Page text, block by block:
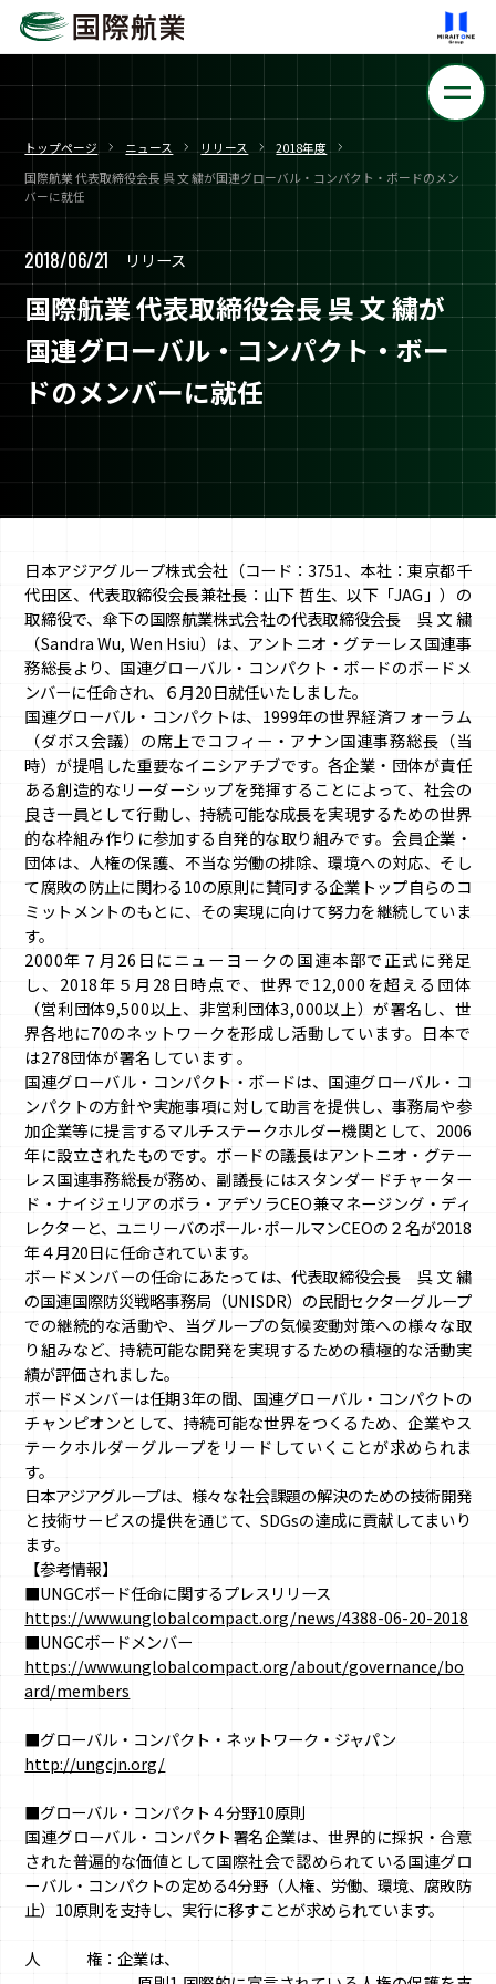
トップページ ニュース リリース
2018年度
国際航業 代表取締役会長 呉 文 繍が国連グローバル・コンパクト・ボードのメン
バーに就任
2018/06/21 リリース
国際航業 代表取締役会長 呉 文 繍が
国連グローバル・コンパクト・ボー
ドのメンバーに就任
日本アジアグループ株式会社（コード：3751、本社：東京都千
代田区、代表取締役会長兼社長：山下 哲生、以下「JAG」）の
取締役で、傘下の国際航業株式会社の代表取締役会長 呉 文 繍
（Sandra Wu, Wen Hsiu）は、アントニオ・グテーレス国連事
務総長より、国連グローバル・コンパクト・ボードのボードメ
ンバーに任命され、６月20日就任いたしました。
国連グローバル・コンパクトは、1999年の世界経済フォーラム
（ダボス会議）の席上でコフィー・アナン国連事務総長（当
時）が提唱した重要なイニシアチブです。各企業・団体が責任
ある創造的なリーダーシップを発揮することによって、社会の
良き一員として行動し、持続可能な成長を実現するための世界
的な枠組み作りに参加する自発的な取り組みです。会員企業・
団体は、人権の保護、不当な労働の排除、環境への対応、そし
て腐敗の防止に関わる10の原則に賛同する企業トップ自らのコ
ミットメントのもとに、その実現に向けて努力を継続していま
す。
2000年７月26日にニューヨークの国連本部で正式に発足
し、2018年５月28日時点で、世界で12,000を超える団体
（営利団体9,500以上、非営利団体3,000以上）が署名し、世
界各地に70のネットワークを形成し活動しています。日本で
は278団体が署名しています 。
国連グローバル・コンパクト・ボードは、国連グローバル・コ
ンパクトの方針や実施事項に対して助言を提供し、事務局や参
加企業等に提言するマルチステークホルダー機関として、2006
年に設立されたものです。ボードの議長はアントニオ・グテー
レス国連事務総長が務め、副議長にはスタンダードチャーター
ド・ナイジェリアのボラ・アデソラCEO兼マネージング・ディ
レクターと、ユニリーバのポール･ポールマンCEOの２名が2018
年４月20日に任命されています。
ボードメンバーの任命にあたっては、代表取締役会長 呉 文 繍
の国連国際防災戦略事務局（UNISDR）の民間セクターグループ
での継続的な活動や、当グループの気候変動対策への様々な取
り組みなど、持続可能な開発を実現するための積極的な活動実
績が評価されました。
ボードメンバーは任期3年の間、国連グローバル・コンパクトの
チャンピオンとして、持続可能な世界をつくるため、企業やス
テークホルダーグループをリードしていくことが求められま
す。
日本アジアグループは、様々な社会課題の解決のための技術開発
と技術サービスの提供を通じて、SDGsの達成に貢献してまいり
ます。
【参考情報】
■UNGCボード任命に関するプレスリリース
https://www.unglobalcompact.org/news/4388-06-20-2018
■UNGCボードメンバー
https://www.unglobalcompact.org/about/governance/bo
ard/members
■グローバル・コンパクト・ネットワーク・ジャパン
http://ungcjn.org/
■グローバル・コンパクト４分野10原則
国連グローバル・コンパクト署名企業は、世界的に採択・合意
された普遍的な価値として国際社会で認められている国連グロ
ーバル・コンパクトの定める4分野（人権、労働、環境、腐敗防
止）10原則を支持し、実行に移すことが求められています。
人 権：企業は、